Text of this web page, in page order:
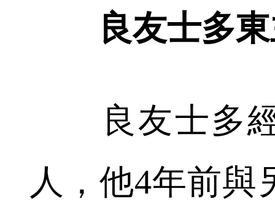
良友士多
良友士多經
人，他4年前與